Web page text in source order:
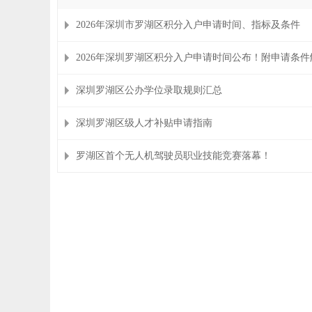
2026年深圳市罗湖区积分入户申请时间、指标及条件
2026年深圳罗湖区积分入户申请时间公布！附申请条件
深圳罗湖区公办学位录取规则汇总
深圳罗湖区级人才补贴申请指南
罗湖区首个无人机驾驶员职业技能竞赛落幕！